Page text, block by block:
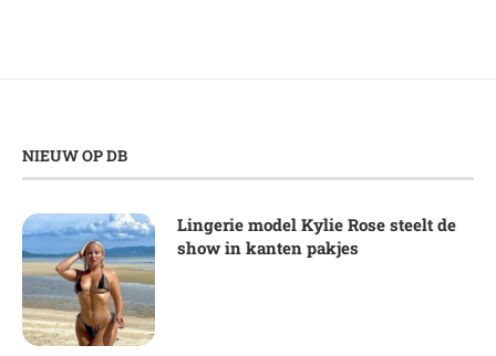
NIEUW OP DB
Lingerie model Kylie Rose steelt de
show in kanten pakjes